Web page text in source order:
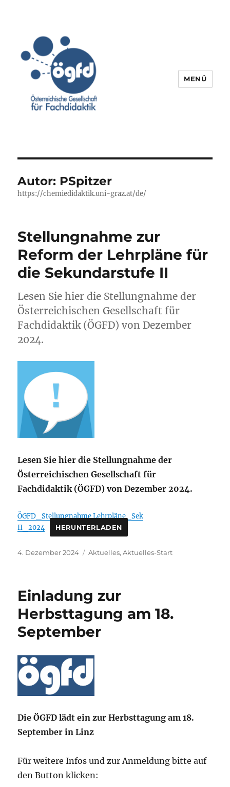
MENÜ
Autor: PSpitzer
https://chemiedidaktik.uni-graz.at/de/
Stellungnahme zur
Reform der Lehrpläne für
die Sekundarstufe II
Lesen Sie hier die Stellungnahme der
Österreichischen Gesellschaft für
Fachdidaktik (ÖGFD) von Dezember
2024.
Lesen Sie hier die Stellungnahme der
Österreichischen Gesellschaft für
Fachdidaktik (ÖGFD) von Dezember 2024.
ÖGFD_Stellungnahme Lehrpläne_Sek
II_2024
HERUNTERLADEN
Veröffentlicht
4. Dezember 2024 Kategorien
Aktuelles,Aktuelles-Start
Einladung zur
Herbsttagung am 18.
September
Die ÖGFD lädt ein zur Herbsttagung am 18.
September in Linz
Für weitere Infos und zur Anmeldung bitte auf
den Button klicken: